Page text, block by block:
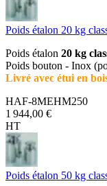
Poids étalon 20 kg
Poids étalon 20 kg
Poids bouton - Inox
Livré avec étui en
HAF-8MEHM250
1 944,00 €
HT
Poids étalon 50 kg